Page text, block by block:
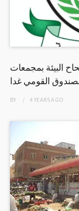
البيئة بمجمعات
القومي غدا
BY 4 YEARSAGO